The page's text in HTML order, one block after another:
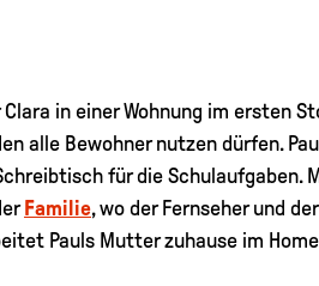
in einer Wohnung im ersten
alle Bewohner nutzen dürfen.
für die Schulaufgaben.
Familie, wo der Fernseher und
Pauls Mutter zuhause im